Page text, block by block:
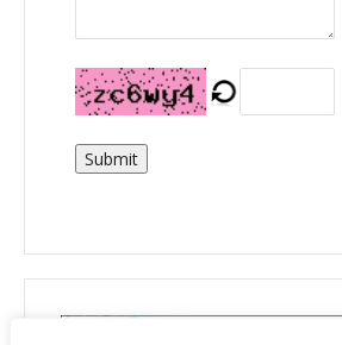
Submit